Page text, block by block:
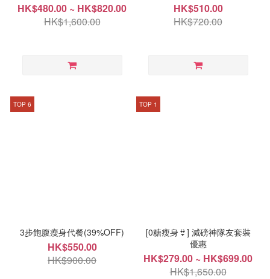
HK$480.00 ~ HK$820.00
HK$1,600.00
HK$510.00
HK$720.00
TOP 6
3步飽腹瘦身代餐(39%OFF)
HK$550.00
HK$900.00
TOP 1
[0糖瘦身👙] 減磅神隊友套裝
優惠
HK$279.00 ~ HK$699.00
HK$1,650.00